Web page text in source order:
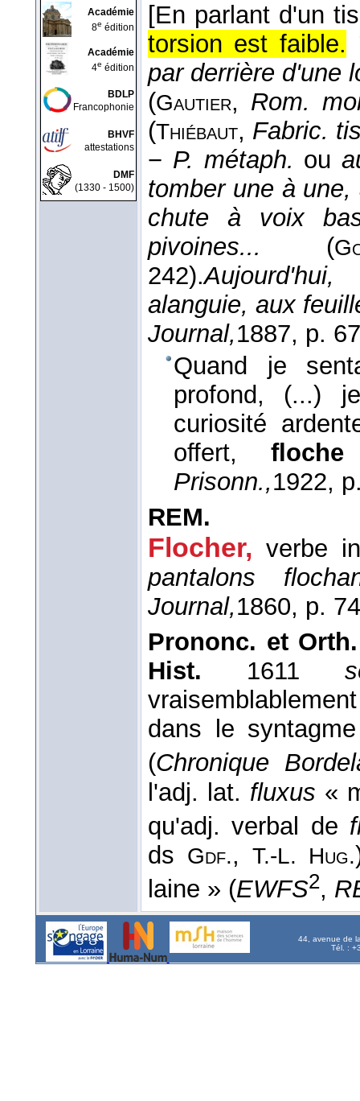
Académie
8e édition
Académie
4e édition
BDLP
Francophonie
BHVF
attestations
DMF
(1330 - 1500)
[En parlant d'un
torsion est faible.
par derrière d'une
(Gautier, Rom.
(Thiébaut, Fabric.
− P. métaph. ou
tomber une à
chute à voix
pivoines... (
242).
alanguie, aux
Journal,1887, p.
Quand je
profond, (...)
curiosité
offert, floche
Prisonn.,1922,
REM.
Flocher, verbe
pantalons
Journal,1860, p.
Prononc. et
Hist. 1611
dans le
(Chronique
l'adj. lat. fluxus «
qu'adj. verbal de
ds Gdf., T.-L. Hug.
laine » (EWFS2,
44, avenue de
Tél. :